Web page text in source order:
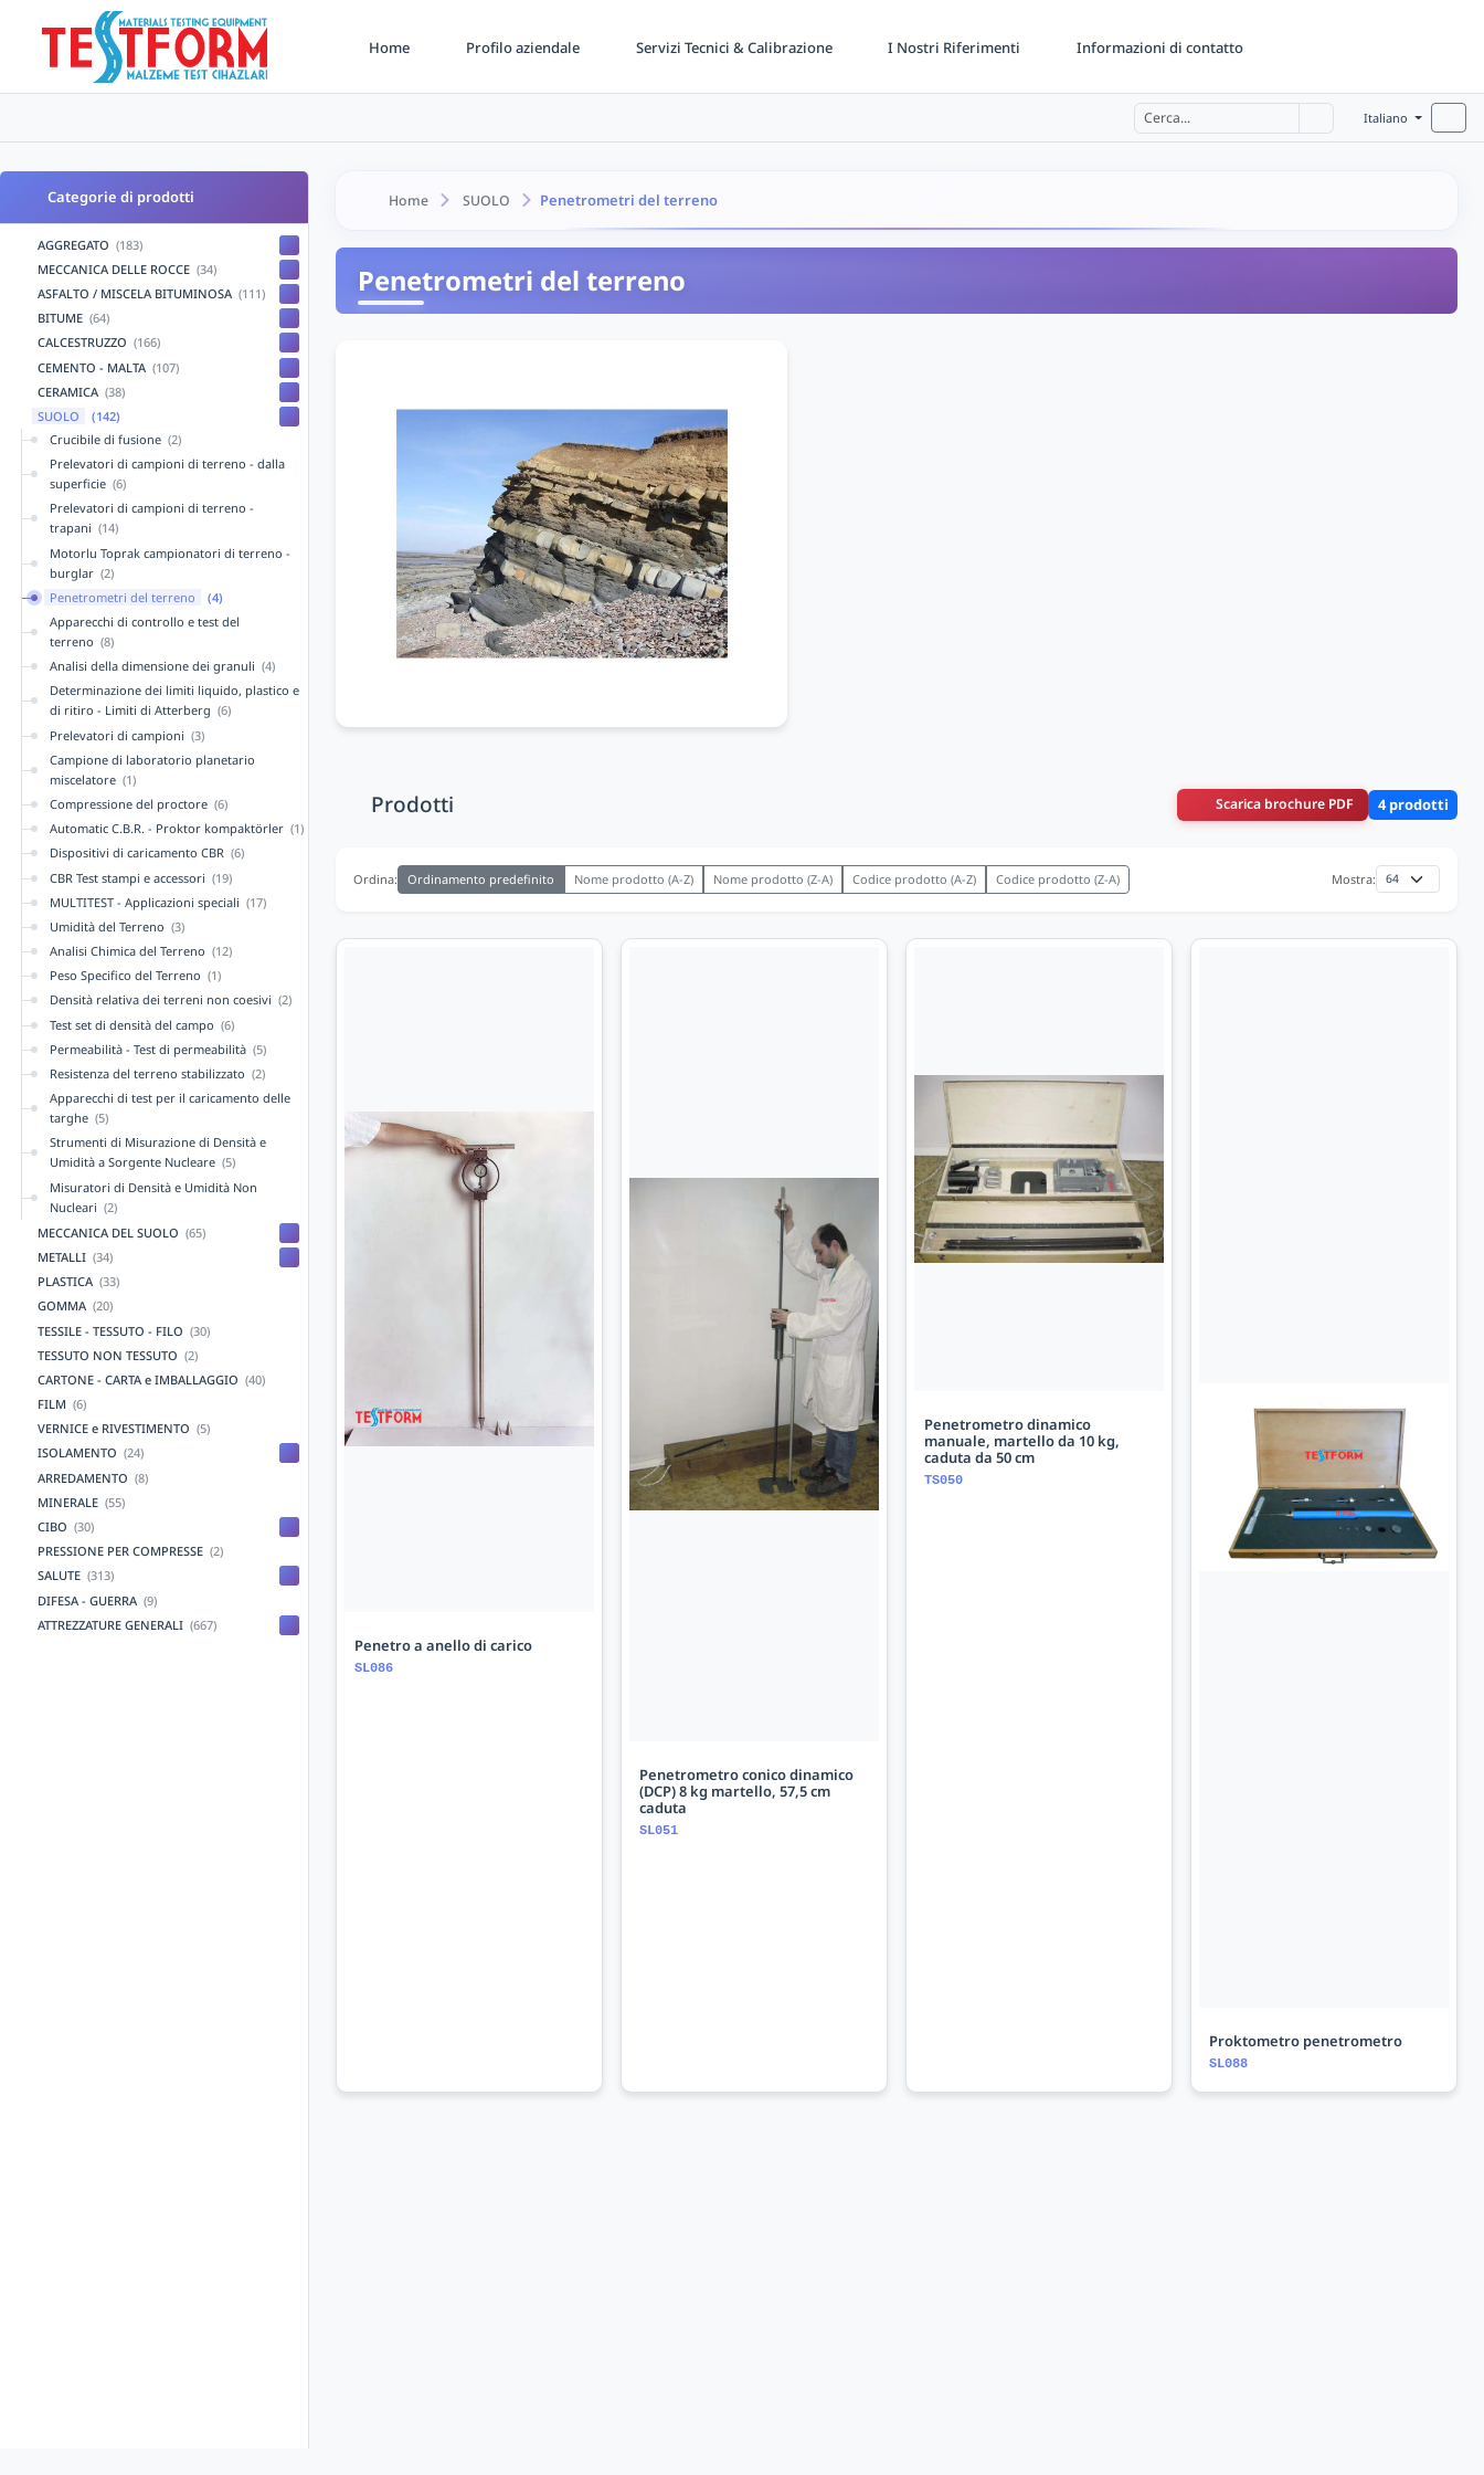
Home Profilo aziendale Servizi Tecnici & Calibrazione I Nostri Riferimenti Informazioni di contatto
Italiano
Categorie di prodotti
AGGREGATO (183)
MECCANICA DELLE ROCCE (34)
ASFALTO / MISCELA BITUMINOSA (111)
BITUME (64)
CALCESTRUZZO (166)
CEMENTO - MALTA (107)
CERAMICA (38)
SUOLO
(142)
Crucibile di fusione (2)
Prelevatori di campioni di terreno - dalla
superficie (6)
Prelevatori di campioni di terreno -
trapani (14)
Motorlu Toprak campionatori di terreno -
burglar (2)
Penetrometri del terreno
(4)
Apparecchi di controllo e test del
terreno (8)
Analisi della dimensione dei granuli (4)
Determinazione dei limiti liquido, plastico e
di ritiro - Limiti di Atterberg (6)
Prelevatori di campioni (3)
Campione di laboratorio planetario
miscelatore (1)
Compressione del proctore (6)
Automatic C.B.R. - Proktor kompaktörler (1)
Dispositivi di caricamento CBR (6)
CBR Test stampi e accessori (19)
MULTITEST - Applicazioni speciali (17)
Umidità del Terreno (3)
Analisi Chimica del Terreno (12)
Peso Specifico del Terreno (1)
Densità relativa dei terreni non coesivi (2)
Test set di densità del campo (6)
Permeabilità - Test di permeabilità (5)
Resistenza del terreno stabilizzato (2)
Apparecchi di test per il caricamento delle
targhe (5)
Strumenti di Misurazione di Densità e
Umidità a Sorgente Nucleare (5)
Misuratori di Densità e Umidità Non
Nucleari (2)
MECCANICA DEL SUOLO (65)
METALLI (34)
PLASTICA (33)
GOMMA (20)
TESSILE - TESSUTO - FILO (30)
TESSUTO NON TESSUTO (2)
CARTONE - CARTA e IMBALLAGGIO (40)
FILM (6)
VERNICE e RIVESTIMENTO (5)
ISOLAMENTO (24)
ARREDAMENTO (8)
MINERALE (55)
CIBO (30)
PRESSIONE PER COMPRESSE (2)
SALUTE (313)
DIFESA - GUERRA (9)
ATTREZZATURE GENERALI (667)
Home SUOLO Penetrometri del terreno
Penetrometri del terreno
Prodotti Scarica brochure PDF 4 prodotti
Ordina: Ordinamento predefinito Nome prodotto (A-Z) Nome prodotto (Z-A) Codice prodotto (A-Z) Codice prodotto (Z-A) Mostra:
Penetro a anello di carico
SL086
Penetrometro conico dinamico
(DCP) 8 kg martello, 57,5 cm
caduta
SL051
Penetrometro dinamico
manuale, martello da 10 kg,
caduta da 50 cm
TS050
Proktometro penetrometro
SL088